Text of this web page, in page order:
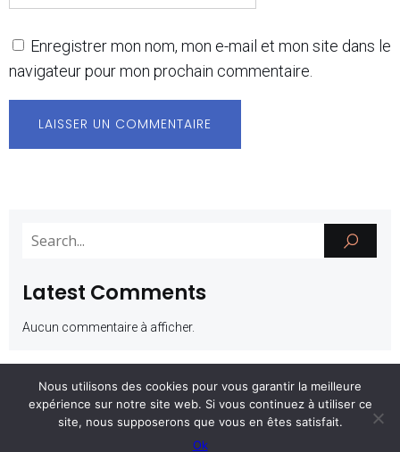
Enregistrer mon nom, mon e-mail et mon site dans le
navigateur pour mon prochain commentaire.
Latest Comments
Aucun commentaire à afficher.
© 2026 CLLAJ.17. Created with ❤ using WordPress
Kubio
Nous utilisons des cookies pour vous garantir la meilleure
expérience sur notre site web. Si vous continuez à utiliser ce
site, nous supposerons que vous en êtes satisfait.
Ok